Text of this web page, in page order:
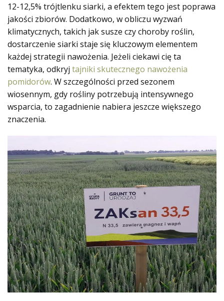
12-12,5% trójtlenku siarki, a efektem tego jest poprawa
jakości zbiorów. Dodatkowo, w obliczu wyzwań
klimatycznych, takich jak susze czy choroby roślin,
dostarczenie siarki staje się kluczowym elementem
każdej strategii nawożenia. Jeżeli ciekawi cię ta
tematyka, odkryj tajniki skutecznego nawożenia
pomidorów. W szczególności przed sezonem
wiosennym, gdy rośliny potrzebują intensywnego
wsparcia, to zagadnienie nabiera jeszcze większego
znaczenia.